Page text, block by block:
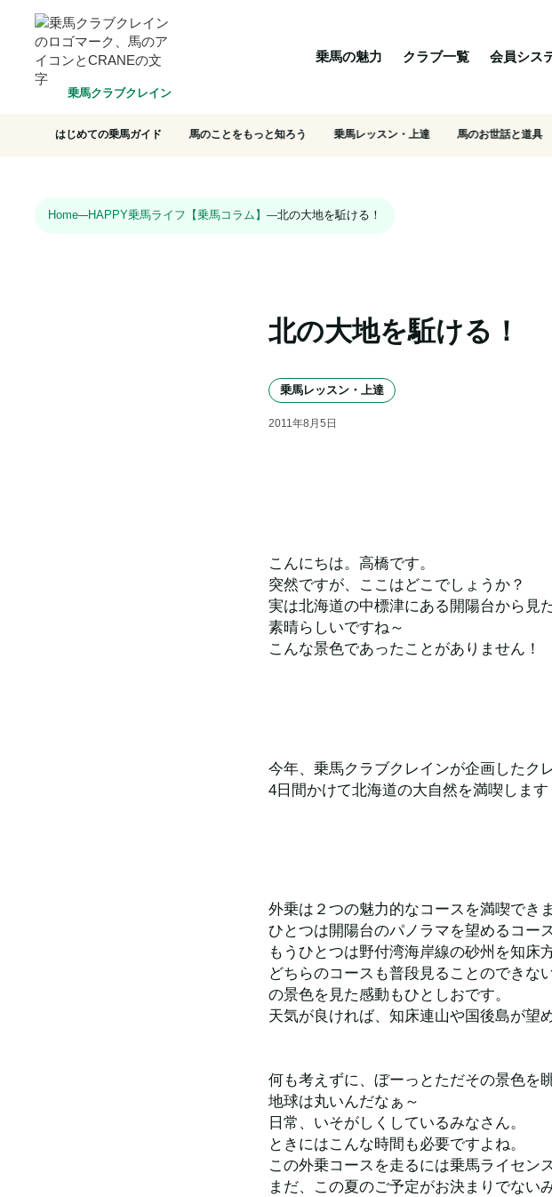
乗馬クラブクレイン
乗馬の魅力 クラブ一覧 会員シス
HOME 乗馬の魅力 クラブ一覧
はじめての乗馬ガイド 馬のことをもっと知ろう 乗馬レッスン・上達 馬のお世話と道具
Home HAPPY乗馬ライフ【乗馬コラム】 北の大地を駈ける！
北の大地を駈ける！
乗馬レッスン・上達
2011年8 月5 日
こんにちは。高橋です。
突然ですが、ここはどこでしょうか？
実は北海道の中標津にある開陽台から見
素晴らしいですね～
こんな景色であったことがありません！
今年、乗馬クラブクレインが企画したク
4日間かけて北海道の大自然を満喫します
外乗は２つの魅力的なコースを満喫できま
ひとつは開陽台のパノラマを望めるコース
もうひとつは野付湾海岸線の砂州を知床
どちらのコースも普段見ることのできな
の景色を見た感動もひとしおです。
天気が良ければ、知床連山や国後島が望
何も考えずに、ぼーっとただその景色を
地球は丸いんだなぁ～
日常、いそがしくしているみなさん。
ときにはこんな時間も必要ですよね。
この外乗コースを走るには乗馬ライセン
まだ、この夏のご予定がお決まりでない